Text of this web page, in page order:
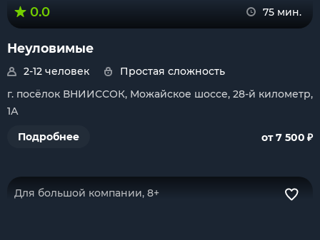
0.0 75 мин.
Неуловимые
2-12 человек
Простая сложность
г. посёлок ВНИИССОК, Можайское шоссе, 28-й километр,
1А
Подробнее
от 7 500 ₽
Для большой компании, 8+